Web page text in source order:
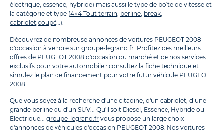
électrique, essence, hybride) mais aussi le type de boîte de vitesse et
la catégorie et type (4×4 Tout terrain berline break
cabriolet coupé …).
Découvrez de nombreuse annonces de voitures PEUGEOT 2008
d'occasion à vendre sur groupe-legrand.fr . Profitez des meilleurs
offres de PEUGEOT 2008 d'occasion du marché et de nos services
exclusifs pour votre automobile : consultez la fiche technique et
simulez le plan de financement pour votre futur véhicule PEUGEOT
2008.
Que vous soyez à la recherche d'une citadine, d'un cabriolet, d’une
grande berline ou d'un SUV... Qu'il soit Diesel, Essence, Hybride ou
Electrique... groupe-legrand.fr vous propose un large choix
d'annonces de véhicules d'occasion PEUGEOT 2008. Nos voitures